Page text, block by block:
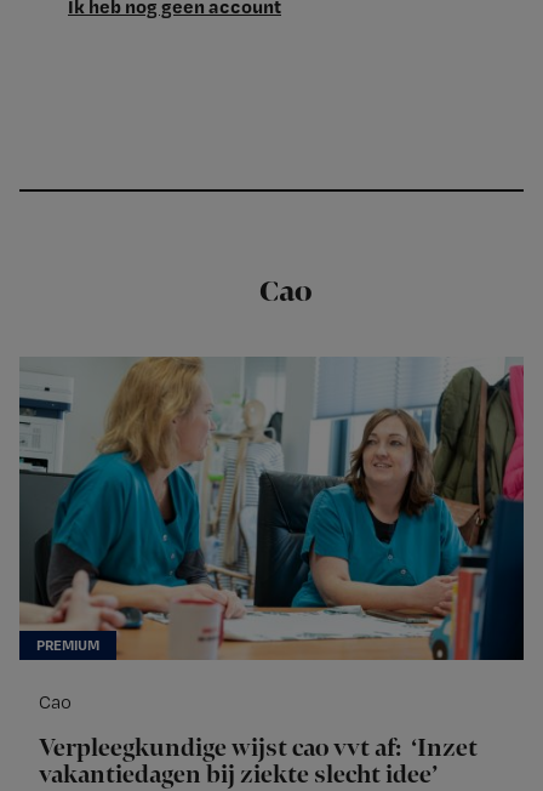
Ik heb nog geen account
Cao
Cao
Verpleegkundige wijst cao vvt af: ‘Inzet
vakantiedagen bij ziekte slecht idee’